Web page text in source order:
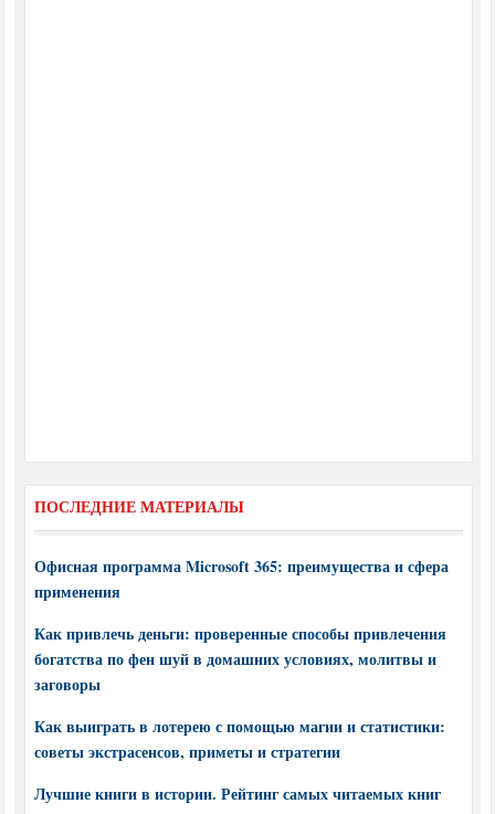
ПОСЛЕДНИЕ МАТЕРИАЛЫ
Офисная программа Microsoft 365: преимущества и сфера
применения
Как привлечь деньги: проверенные способы привлечения
богатства по фен шуй в домашних условиях, молитвы и
заговоры
Как выиграть в лотерею с помощью магии и статистики:
советы экстрасенсов, приметы и стратегии
Лучшие книги в истории. Рейтинг самых читаемых книг